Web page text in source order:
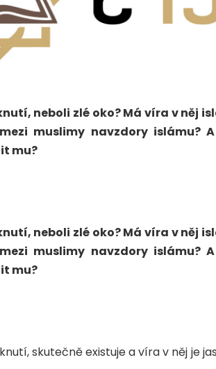
neboli zlé oko? Má víra v něj
muslimy navzdory islámu?
mu?
neboli zlé oko? Má víra v něj
muslimy navzdory islámu?
mu?
skutečně existuje a víra v něj je